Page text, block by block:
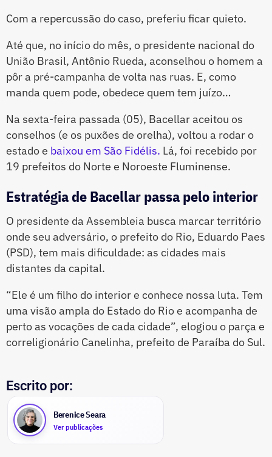
Com a repercussão do caso, preferiu ficar quieto.
Até que, no início do mês, o presidente nacional do
União Brasil, Antônio Rueda, aconselhou o homem a
pôr a pré-campanha de volta nas ruas. E, como
manda quem pode, obedece quem tem juízo…
Na sexta-feira passada (05), Bacellar aceitou os
conselhos (e os puxões de orelha), voltou a rodar o
estado e baixou em São Fidélis. Lá, foi recebido por
19 prefeitos do Norte e Noroeste Fluminense.
Estratégia de Bacellar passa pelo interior
O presidente da Assembleia busca marcar território
onde seu adversário, o prefeito do Rio, Eduardo Paes
(PSD), tem mais dificuldade: as cidades mais
distantes da capital.
“Ele é um filho do interior e conhece nossa luta. Tem
uma visão ampla do Estado do Rio e acompanha de
perto as vocações de cada cidade”, elogiou o parça e
correligionário Canelinha, prefeito de Paraíba do Sul.
Escrito por:
Berenice Seara
Ver publicações